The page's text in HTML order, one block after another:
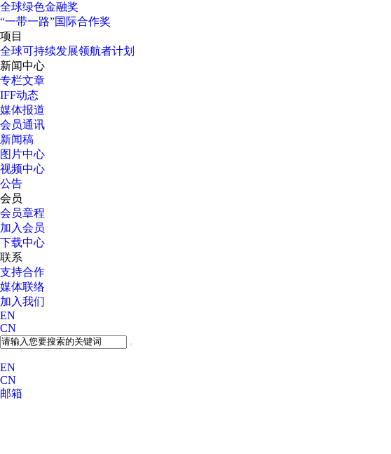
全球绿色金融奖
“一带一路”国际合作奖
项目
全球可持续发展领航者计划
新闻中心
专栏文章
IFF动态
媒体报道
会员通讯
新闻稿
图片中心
视频中心
公告
会员
会员章程
加入会员
下载中心
联系
支持合作
媒体联络
加入我们
EN
CN
EN
CN
邮箱